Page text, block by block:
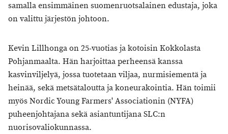
samalla ensimmäinen suomenruotsalainen edustaja, joka
on valittu järjestön johtoon.
Kevin Lillhonga on 25-vuotias ja kotoisin Kokkolasta
Pohjanmaalta. Hän harjoittaa perheensä kanssa
kasvinviljelyä, jossa tuotetaan viljaa, nurmisiementä ja
heinää, sekä metsätaloutta ja koneurakointia. Hän toimii
myös Nordic Young Farmers' Associationin (NYFA)
puheenjohtajana sekä asiantuntijana SLC:n
nuorisovaliokunnassa.